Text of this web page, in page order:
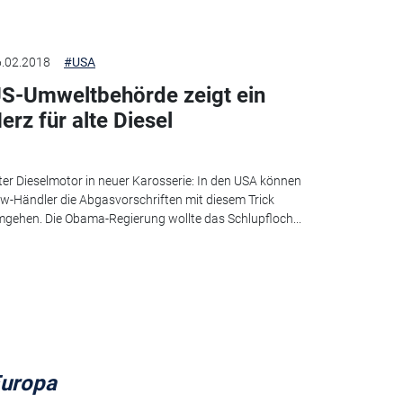
#USA
Umweltbehörde zeigt ein
für alte Diesel
Dieselmotor in neuer Karosserie: In den USA können
Händler die Abgasvorschriften mit diesem Trick
Die Obama-Regierung wollte das Schlupfloch...